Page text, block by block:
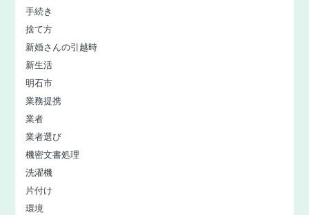
手続き
捨て方
新婚さんの引越時
新生活
明石市
業務提携
業者
業者選び
機密文書処理
洗濯機
片付け
環境